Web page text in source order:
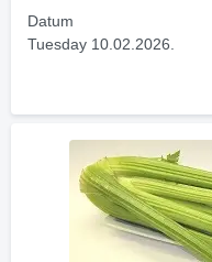
Datum
Tuesday 10.02.2026.